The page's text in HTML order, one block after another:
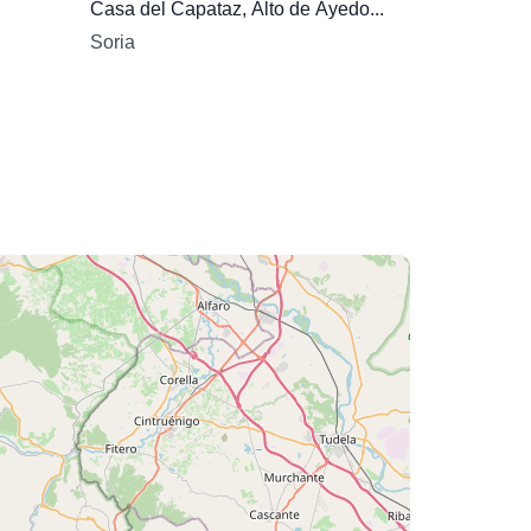
Casa del Capataz, Alto de Ayedo...
Soria